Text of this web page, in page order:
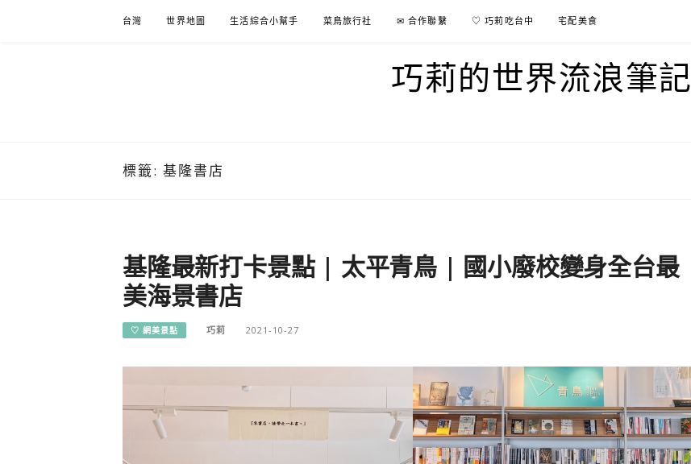
台灣 世界地圖 生活綜合小幫手 菜鳥旅行社 ✉ 合作聯繫 ♡ 巧莉吃台中 宅配美食
巧莉的世界流浪筆記
標籤: 基隆書店
基隆最新打卡景點 | 太平青鳥 | 國小廢校變身全台最
美海景書店
♡ 網美景點 巧莉 2021-10-27